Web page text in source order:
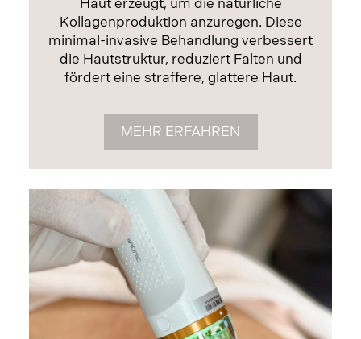
Haut erzeugt, um die natürliche
Kollagenproduktion anzuregen. Diese
minimal-invasive Behandlung verbessert
die Hautstruktur, reduziert Falten und
fördert eine straffere, glattere Haut.
MEHR ERFAHREN